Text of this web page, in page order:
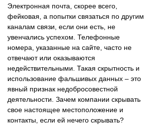
Электронная почта, скорее всего,
фейковая, а попытки связаться по другим
каналам связи, если они есть, не
увенчались успехом. Телефонные
номера, указанные на сайте, часто не
отвечают или оказываются
недействительными. Такая скрытность и
использование фальшивых данных – это
явный признак недобросовестной
деятельности. Зачем компании скрывать
свое настоящее местоположение и
контакты, если ей нечего скрывать?